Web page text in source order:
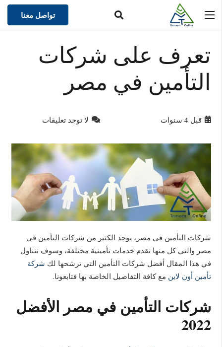
تواصل معنا
تعرف على شركات
التأمين في مصر
قبل 4 سنوات لا توجد تعليقات
شركات التأمين في مصر، يوجد الكثير من شركات التأمين في
مصر والتي كل منها تقدم خدمات تأمينية مختلفة، وسوف نتناول
في هذا المقال أفضل شركات التأمين التي ترشحها لك شركة
تأمين أون لاين مع كافة التفاصيل الخاصة بها فتابعونا.
شركات التأمين في مصر الأفضل
2022